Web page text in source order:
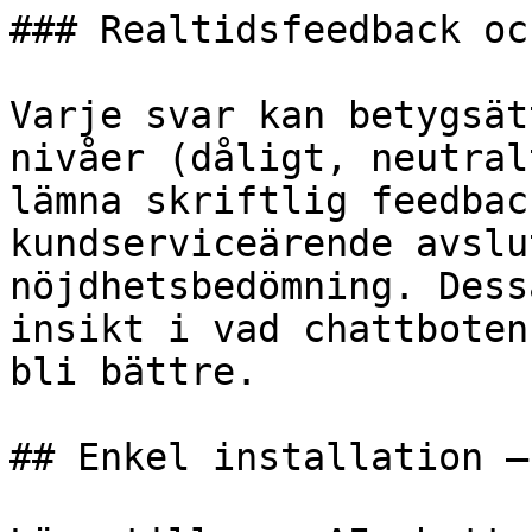
### Realtidsfeedback
Varje svar kan
nivåer (dåligt,
lämna skriftlig
kundserviceärende
nöjdhetsbedömning.
insikt i vad chattboten
bli bättre.
## Enkel installation –